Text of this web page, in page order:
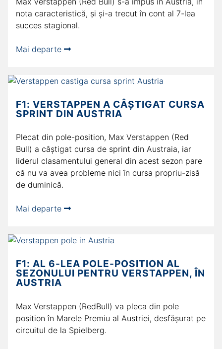
nota caracteristică, și și-a trecut în cont al 7-lea
succes stagional.
Mai departe
F1: VERSTAPPEN A CÂȘTIGAT CURSA
SPRINT DIN AUSTRIA
Plecat din pole-position, Max Verstappen (Red
Bull) a câștigat cursa de sprint din Austraia, iar
liderul clasamentului general din acest sezon pare
că nu va avea probleme nici în cursa propriu-zisă
de duminică.
Mai departe
F1: AL 6-LEA POLE-POSITION AL
SEZONULUI PENTRU VERSTAPPEN, ÎN
AUSTRIA
Max Verstappen (RedBull) va pleca din pole
position în Marele Premiu al Austriei, desfășurat pe
circuitul de la Spielberg.